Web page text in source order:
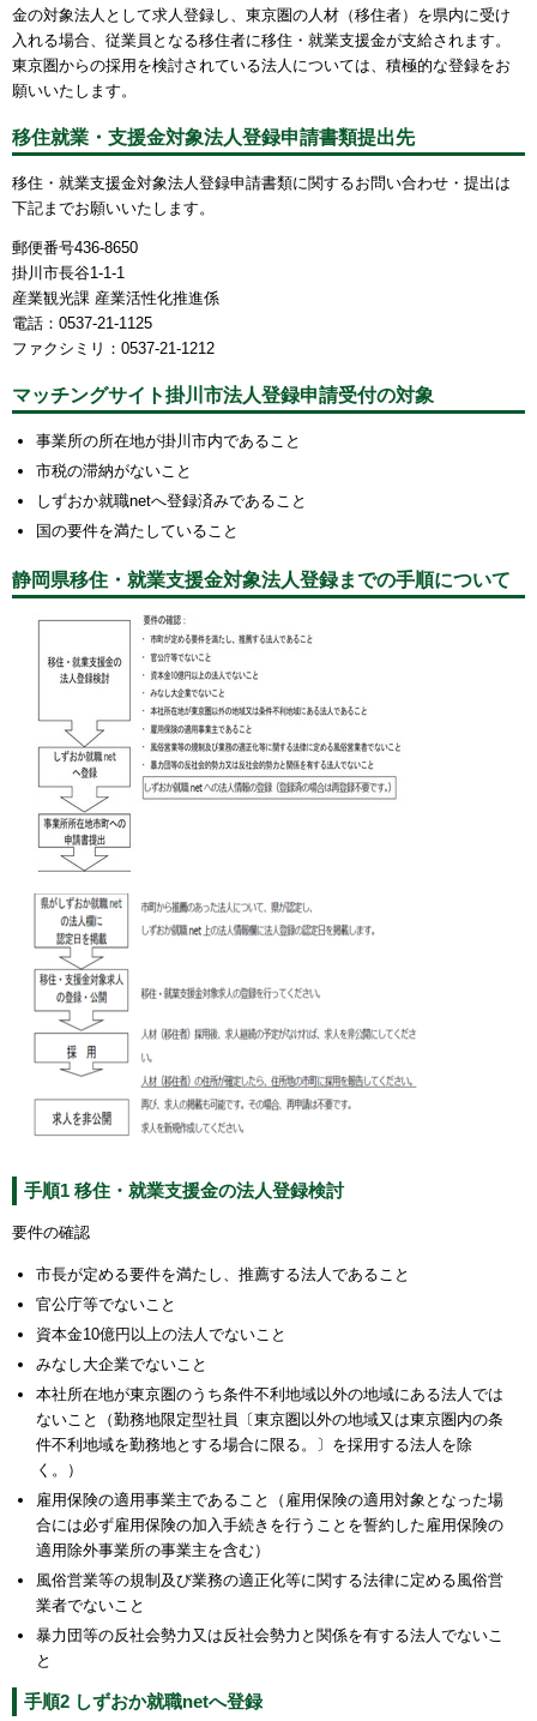
金の対象法人として求人登録し、東京圏の人材（移住者）を県内に受け
入れる場合、従業員となる移住者に移住・就業支援金が支給されます。
東京圏からの採用を検討されている法人については、積極的な登録をお
願いいたします。
移住就業・支援金対象法人登録申請書類提出先
移住・就業支援金対象法人登録申請書類に関するお問い合わせ・提出は
下記までお願いいたします。
郵便番号436-8650
掛川市長谷1-1-1
産業観光課 産業活性化推進係
電話：0537-21-1125
ファクシミリ：0537-21-1212
マッチングサイト掛川市法人登録申請受付の対象
事業所の所在地が掛川市内であること
市税の滞納がないこと
しずおか就職netへ登録済みであること
国の要件を満たしていること
静岡県移住・就業支援金対象法人登録までの手順について
手順1 移住・就業支援金の法人登録検討
要件の確認
市長が定める要件を満たし、推薦する法人であること
官公庁等でないこと
資本金10億円以上の法人でないこと
みなし大企業でないこと
本社所在地が東京圏のうち条件不利地域以外の地域にある法人では
ないこと（勤務地限定型社員〔東京圏以外の地域又は東京圏内の条
件不利地域を勤務地とする場合に限る。〕を採用する法人を除
く。）
雇用保険の適用事業主であること（雇用保険の適用対象となった場
合には必ず雇用保険の加入手続きを行うことを誓約した雇用保険の
適用除外事業所の事業主を含む）
風俗営業等の規制及び業務の適正化等に関する法律に定める風俗営
業者でないこと
暴力団等の反社会勢力又は反社会勢力と関係を有する法人でないこ
と
手順2 しずおか就職netへ登録